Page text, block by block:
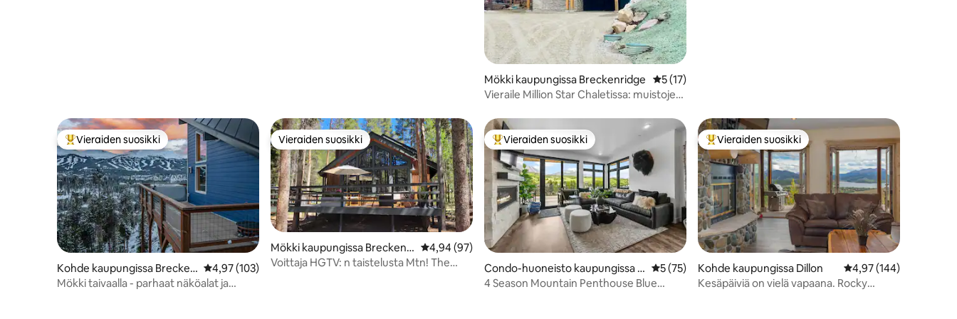
Mökki kaupungissa Breckenridge Keskimääräinen arvio 5/5, 17 arvostelua
5 (17)
Vieraile Million Star Chaletissa: muistojen
Vieraiden suosikkien parhaimmistoa
Vieraiden suosikki
Kohde kaupungissa Brecken
ridge
Keskimääräinen arvio 4,97/5, 103 arvostelua
4,97 (103)
Mökki taivaalla - parhaat näköalat ja
Vieraiden suosikki
Vieraiden suosikki
Mökki kaupungissa Breckenri
dge
Keskimääräinen arvio 4,94/5, 97 arvostelua
4,94 (97)
Voittaja HGTV: n taistelusta Mtn! The
Vieraiden suosikkien parhaimmistoa
Vieraiden suosikki
Condo-huoneisto kaupungissa Si
lverthorne
Keskimääräinen arvio 5/5, 75 arvostelua
5 (75)
4 Season Mountain Penthouse Blue
Vieraiden suosikkien parhaimmistoa
Vieraiden suosikki
Kohde kaupungissa Dillon Keskimääräinen arvio
4,97 (144)
Kesäpäiviä on vielä vapaana. Rocky